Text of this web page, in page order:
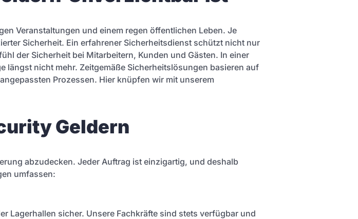
Veranstaltungen und einem regen öffentlichen Leben. Je
Sicherheit. Ein erfahrener Sicherheitsdienst schützt nicht nur
der Sicherheit bei Mitarbeitern, Kunden und Gästen. In einer
längst nicht mehr. Zeitgemäße Sicherheitslösungen basieren auf
Prozessen. Hier knüpfen wir mit unserem
Geldern
abzudecken. Jeder Auftrag ist einzigartig, und deshalb
umfassen:
Lagerhallen sicher. Unsere Fachkräfte sind stets verfügbar und